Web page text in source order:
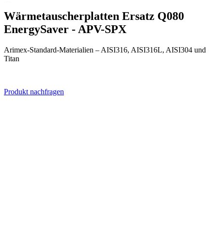
Wärmetauscherplatten Ersatz Q080
EnergySaver - APV-SPX
Arimex-Standard-Materialien – AISI316, AISI316L, AISI304 und
Titan
Produkt nachfragen